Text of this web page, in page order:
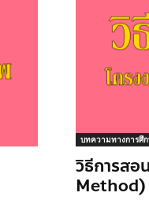
บทความทางการศึ
วิธีการส
Method)